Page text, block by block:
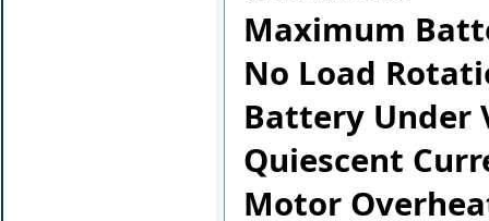
Maximum
No Load
Battery Under
Quiescent
Motor